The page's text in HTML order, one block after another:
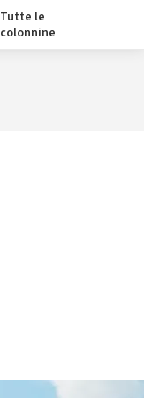
Tutte le
colonnine